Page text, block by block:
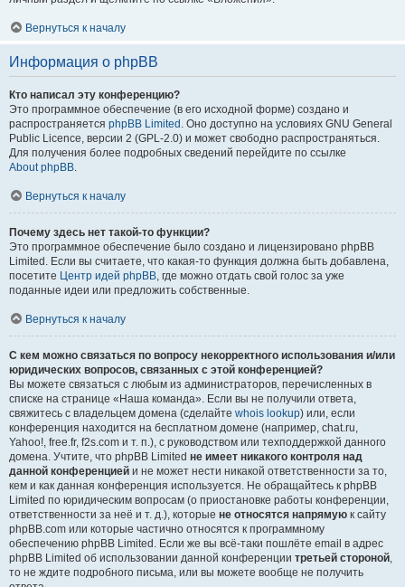
Вернуться к началу
Информация о phpBB
Кто написал эту конференцию?
Это программное обеспечение (в его исходной форме) создано и
распространяется phpBB Limited . Оно доступно на условиях GNU General
Public Licence, версии 2 (GPL-2.0) и может свободно распространяться.
Для получения более подробных сведений перейдите по ссылке
About phpBB.
Вернуться к началу
Почему здесь нет такой-то функции?
Это программное обеспечение было создано и лицензировано phpBB
Limited. Если вы считаете, что какая-то функция должна быть добавлена,
посетите Центр идей phpBB, где можно отдать свой голос за уже
поданные идеи или предложить собственные.
Вернуться к началу
С кем можно связаться по вопросу некорректного использования и/или
юридических вопросов, связанных с этой конференцией?
Вы можете связаться с любым из администраторов, перечисленных в
списке на странице «Наша команда». Если вы не получили ответа,
свяжитесь с владельцем домена (сделайте whois lookup) или, если
конференция находится на бесплатном домене (например, chat.ru,
Yahoo!, free.fr, f2s.com и т. п.), с руководством или техподдержкой данного
домена. Учтите, что phpBB Limited не имеет никакого контроля над
данной конференцией и не может нести никакой ответственности за то,
кем и как данная конференция используется. Не обращайтесь к phpBB
Limited по юридическим вопросам (о приостановке работы конференции,
ответственности за неё и т. д.), которые не относятся напрямую к сайту
phpBB.com или которые частично относятся к программному
обеспечению phpBB Limited. Если же вы всё-таки пошлёте email в адрес
phpBB Limited об использовании данной конференции третьей стороной,
то не ждите подробного письма, или вы можете вообще не получить